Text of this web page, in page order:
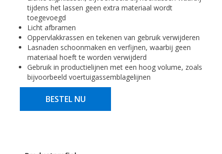
tijdens het lassen geen extra materiaal wordt
toegevoegd
Licht afbramen
Oppervlakkrassen en tekenen van gebruik verwijderen
Lasnaden schoonmaken en verfijnen, waarbij geen
materiaal hoeft te worden verwijderd
Gebruik in productielijnen met een hoog volume, zoals
bijvoorbeeld voertuigassemblagelijnen
BESTEL NU